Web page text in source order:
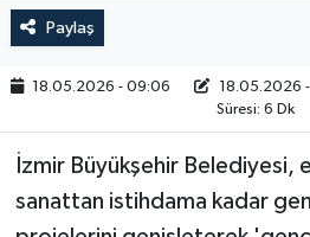
Paylaş
18.05.2026 - 09:06 18.05.2026
Süresi: 6 Dk
İzmir Büyükşehir Belediyesi,
sanattan istihdama kadar
SAĞLIK
KÜLTÜR-SANAT
YAŞAM
RESMİ İLAN
Tüm Manşetler
Son Dakika Haberleri
Haber Arşivi